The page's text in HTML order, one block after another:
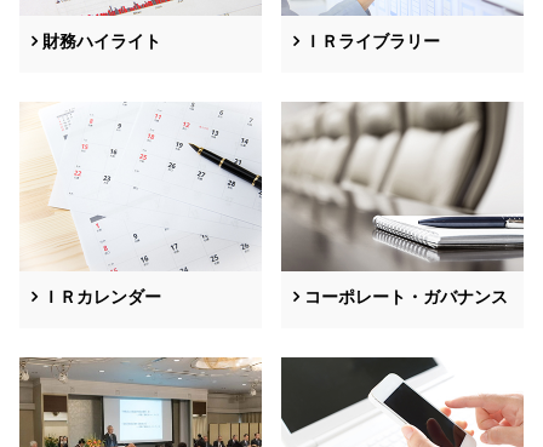
財務ハイライト ＩＲライブラリー
ＩＲカレンダー コーポレート・ガバナンス